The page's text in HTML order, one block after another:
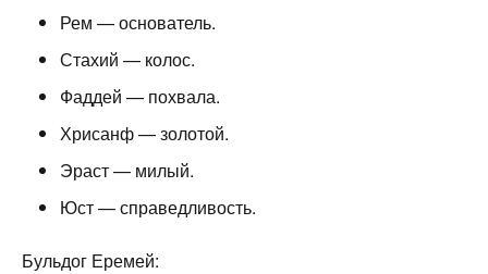
Рем — основатель.
Стахий — колос.
Фаддей — похвала.
Хрисанф — золотой.
Эраст — милый.
Юст — справедливость.
Бульдог Еремей: